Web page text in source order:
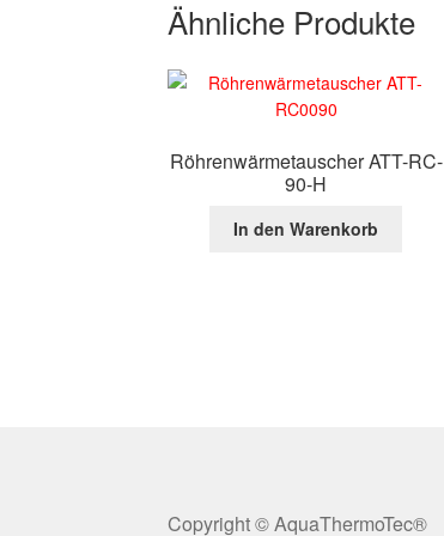
Ähnliche Produkte
Röhrenwärmetauscher ATT-RC-
90-H
In den Warenkorb
Copyright © AquaThermoTec®